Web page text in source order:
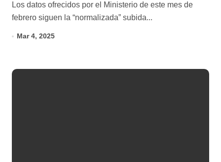
Los datos ofrecidos por el Ministerio de este mes de
febrero siguen la “normalizada” subida...
Mar 4, 2025